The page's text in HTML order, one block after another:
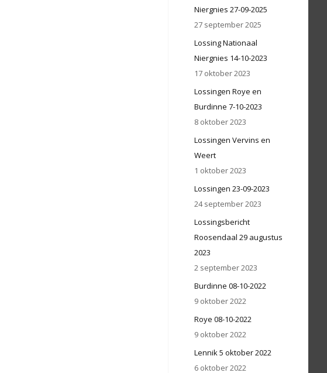
Niergnies 27-09-2025
27 september 2025
Lossing Nationaal
Niergnies 14-10-2023
17 oktober 2023
Lossingen Roye en
Burdinne 7-10-2023
8 oktober 2023
Lossingen Vervins en
Weert
1 oktober 2023
Lossingen 23-09-2023
24 september 2023
Lossingsbericht
Roosendaal 29 augustus
2023
2 september 2023
Burdinne 08-10-2022
9 oktober 2022
Roye 08-10-2022
9 oktober 2022
Lennik 5 oktober 2022
6 oktober 2022